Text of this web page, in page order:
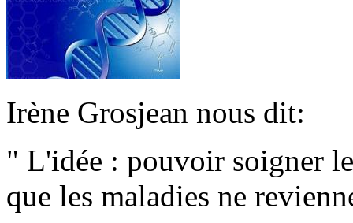
Irène Grosjean nous dit:
" L'idée : pouvoir soigner
que les maladies ne